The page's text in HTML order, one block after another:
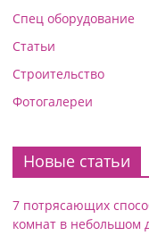
Спец оборудование
Статьи
Строительство
Фотогалереи
Новые статьи
7 потрясающих
комнат в небольшом